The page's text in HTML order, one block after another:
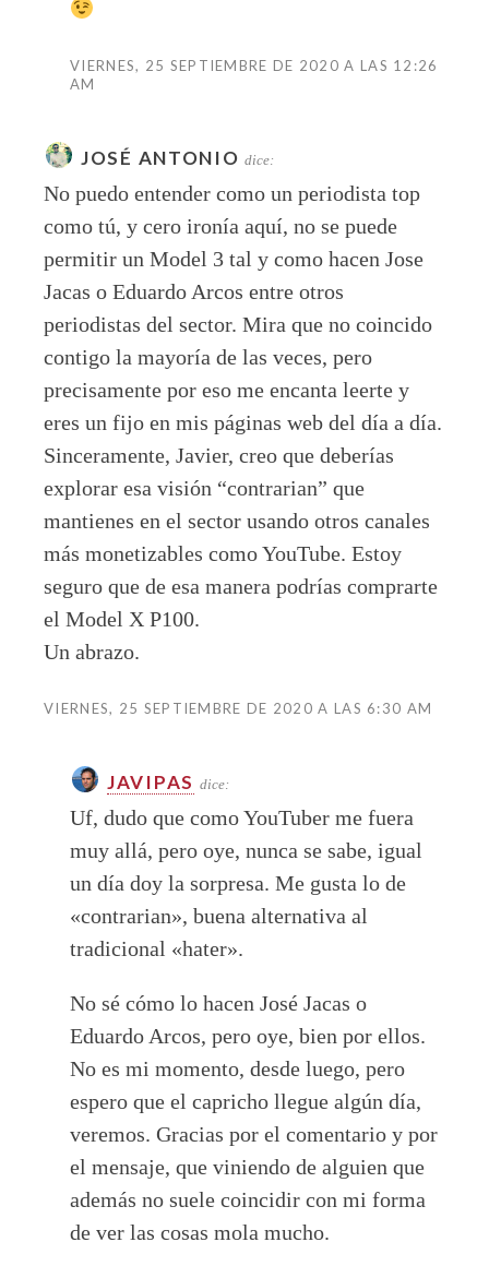
VIERNES, 25 SEPTIEMBRE DE 2020 A LAS 12:26
AM
JOSÉ ANTONIO dice:
No puedo entender como un periodista top
como tú, y cero ironía aquí, no se puede
permitir un Model 3 tal y como hacen Jose
Jacas o Eduardo Arcos entre otros
periodistas del sector. Mira que no coincido
contigo la mayoría de las veces, pero
precisamente por eso me encanta leerte y
eres un fijo en mis páginas web del día a día.
Sinceramente, Javier, creo que deberías
explorar esa visión “contrarian” que
mantienes en el sector usando otros canales
más monetizables como YouTube. Estoy
seguro que de esa manera podrías comprarte
el Model X P100.
Un abrazo.
VIERNES, 25 SEPTIEMBRE DE 2020 A LAS 6:30 AM
JAVIPAS dice:
Uf, dudo que como YouTuber me fuera
muy allá, pero oye, nunca se sabe, igual
un día doy la sorpresa. Me gusta lo de
«contrarian», buena alternativa al
tradicional «hater».
No sé cómo lo hacen José Jacas o
Eduardo Arcos, pero oye, bien por ellos.
No es mi momento, desde luego, pero
espero que el capricho llegue algún día,
veremos. Gracias por el comentario y por
el mensaje, que viniendo de alguien que
además no suele coincidir con mi forma
de ver las cosas mola mucho.